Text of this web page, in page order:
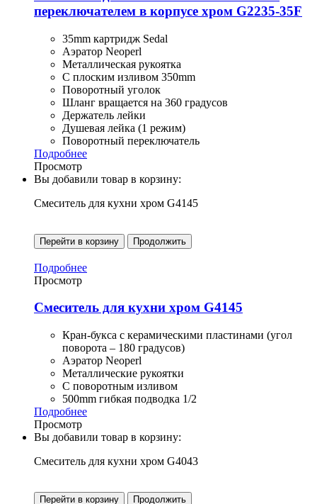
переключателем в корпусе хром G2235-35F
35mm картридж Sedal
Аэратор Neoperl
Металлическая рукоятка
С плоским изливом 350mm
Поворотный уголок
Шланг вращается на 360 градусов
Держатель лейки
Душевая лейка (1 режим)
Поворотный переключатель
Подробнее
Просмотр
Вы добавили товар в корзину:
Смеситель для кухни хром G4145
Перейти в корзину Продолжить
Подробнее
Просмотр
Смеситель для кухни хром G4145
Кран-букса с керамическими пластинами (угол
поворота – 180 градусов)
Аэратор Neoperl
Металлические рукоятки
С поворотным изливом
500mm гибкая подводка 1/2
Подробнее
Просмотр
Вы добавили товар в корзину:
Смеситель для кухни хром G4043
Перейти в корзину Продолжить